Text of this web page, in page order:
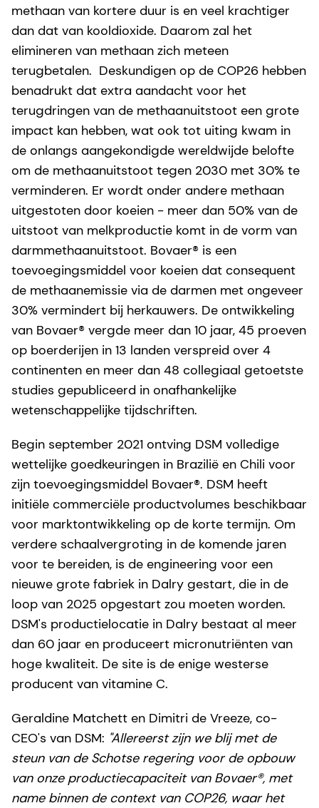
methaan van kortere duur is en veel krachtiger
dan dat van kooldioxide. Daarom zal het
elimineren van methaan zich meteen
terugbetalen. Deskundigen op de COP26 hebben
benadrukt dat extra aandacht voor het
terugdringen van de methaanuitstoot een grote
impact kan hebben, wat ook tot uiting kwam in
de onlangs aangekondigde wereldwijde belofte
om de methaanuitstoot tegen 2030 met 30% te
verminderen. Er wordt onder andere methaan
uitgestoten door koeien - meer dan 50% van de
uitstoot van melkproductie komt in de vorm van
darmmethaanuitstoot. Bovaer® is een
toevoegingsmiddel voor koeien dat consequent
de methaanemissie via de darmen met ongeveer
30% vermindert bij herkauwers. De ontwikkeling
van Bovaer® vergde meer dan 10 jaar, 45 proeven
op boerderijen in 13 landen verspreid over 4
continenten en meer dan 48 collegiaal getoetste
studies gepubliceerd in onafhankelijke
wetenschappelijke tijdschriften.
Begin september 2021 ontving DSM volledige
wettelijke goedkeuringen in Brazilië en Chili voor
zijn toevoegingsmiddel Bovaer®. DSM heeft
initiële commerciële productvolumes beschikbaar
voor marktontwikkeling op de korte termijn. Om
verdere schaalvergroting in de komende jaren
voor te bereiden, is de engineering voor een
nieuwe grote fabriek in Dalry gestart, die in de
loop van 2025 opgestart zou moeten worden.
DSM's productielocatie in Dalry bestaat al meer
dan 60 jaar en produceert micronutriënten van
hoge kwaliteit. De site is de enige westerse
producent van vitamine C.
Geraldine Matchett en Dimitri de Vreeze, co-
CEO's van DSM: "Allereerst zijn we blij met de
steun van de Schotse regering voor de opbouw
van onze productiecapaciteit van Bovaer®, met
name binnen de context van COP26, waar het